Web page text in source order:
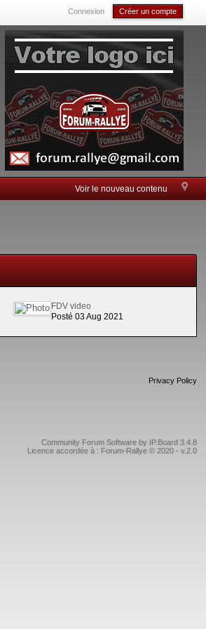
Connexion Créer un compte
Voir le nouveau contenu
FDV video
Posté 03 Aug 2021
Privacy Policy
Community Forum Software by IP.Board 3.4.8
Licence accordée à : Forum-Rallye © 2020 - v.2.0